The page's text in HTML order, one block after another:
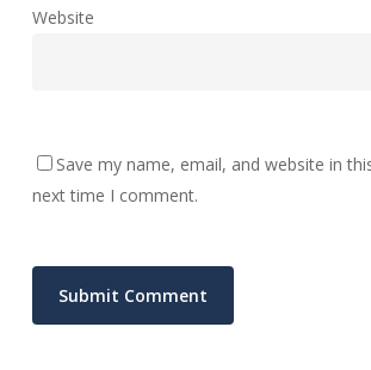
Website
Save my name, email, and website in
next time I comment.